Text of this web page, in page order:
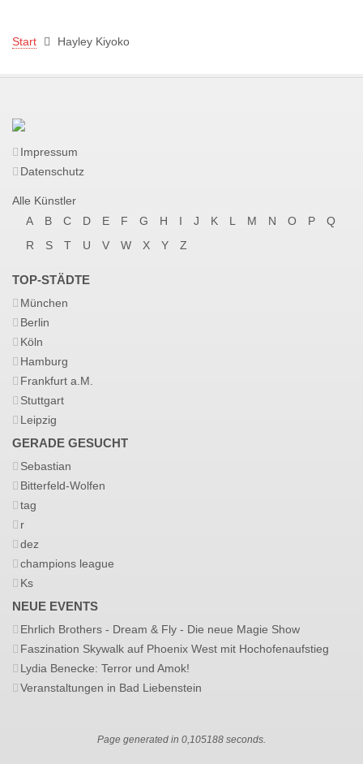
Start Hayley Kiyoko
Impressum
Datenschutz
Alle Künstler
A
B C D E F G H I J K L M N O P
Q
R
S T U V W X Y Z
TOP-STÄDTE
München
Berlin
Köln
Hamburg
Frankfurt a.M.
Stuttgart
Leipzig
GERADE GESUCHT
Sebastian
Bitterfeld-Wolfen
tag
r
dez
champions league
Ks
NEUE EVENTS
Ehrlich Brothers - Dream & Fly - Die neue Magie Show
Faszination Skywalk auf Phoenix West mit Hochofenaufstieg
Lydia Benecke: Terror und Amok!
Veranstaltungen in Bad Liebenstein
Page generated in 0,105188 seconds.